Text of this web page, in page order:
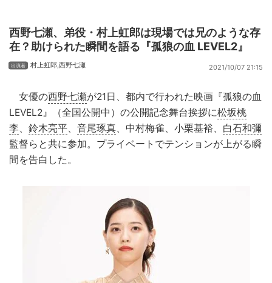
西野七瀬、弟役・村上虹郎は現場では兄のような存
在？助けられた瞬間を語る『孤狼の血 LEVEL2』
村上虹郎,西野七瀬 2021/10/07 21:15
女優の西野七瀬が21日、都内で行われた映画『孤狼の血
LEVEL2』（全国公開中）の公開記念舞台挨拶に松坂桃
李、 鈴木亮平、 音尾琢真、中村梅雀、小栗基裕、 白石和彌
監督らと共に参加。プライベートでテンションが上がる瞬
間を告白した。